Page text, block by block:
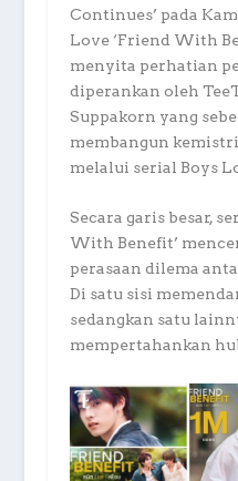
Continues’ pada
Love ‘Friend With
menyita perhatian
diperankan oleh
Suppakorn yang
membangun
melalui serial Boys
Secara garis besar,
With Benefit’
perasaan dilema
Di satu sisi
sedangkan satu
mempertahankan